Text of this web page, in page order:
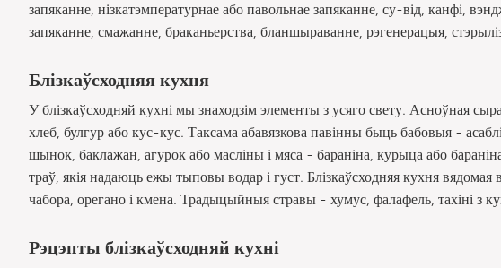
запяканне, нізкатэмпературнае або павольнае запяканне, су-від, канфі,
запяканне, смажанне, браканьерства, бланшыраванне, рэгенерацыя,
Блізкаўсходняя кухня
У блізкаўсходняй кухні мы знаходзім элементы з усяго свету. Асноўная
хлеб, булгур або кус-кус. Таксама абавязкова павінны быць бабовыя -
шынок, баклажан, агурок або масліны і мяса - бараніна, курыца або
траў, якія надаюць ежы тыповы водар і густ. Блізкаўсходняя кухня
чабора, орегано і кмена. Традыцыйныя стравы - хумус, фалафель, тахіні з
Рэцэпты блізкаўсходняй кухні